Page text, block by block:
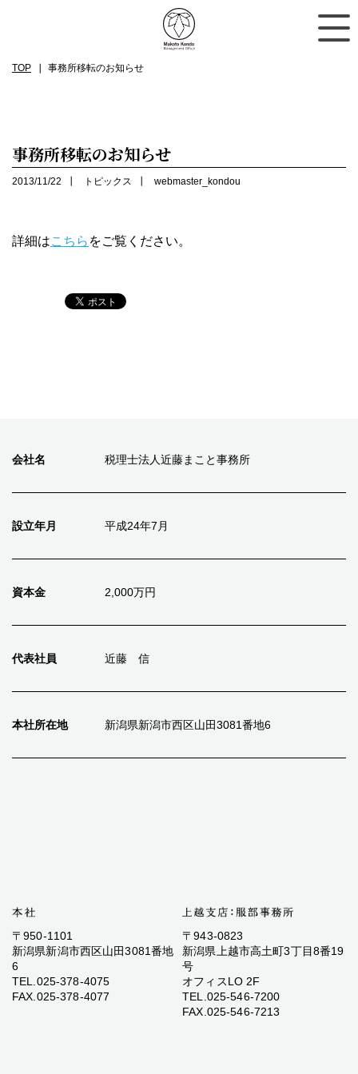
TOP 事務所移転のお知らせ
事務所移転のお知らせ
2013/11/22 トピックス webmaster_kondou
詳細はこちら をご覧ください。
会社名 税理士法人近藤まこと事務所
設立年月 平成24年7月
資本金 2,000万円
代表社員 近藤 信
本社所在地 新潟県新潟市西区山田3081番地6
〒950-1101
新潟県新潟市西区山田3081番地
6
TEL.025-378-4075
FAX.025-378-4077
〒943-0823
新潟県上越市高土町3丁目8番19
号
オフィスLO 2F
TEL.025-546-7200
FAX.025-546-7213